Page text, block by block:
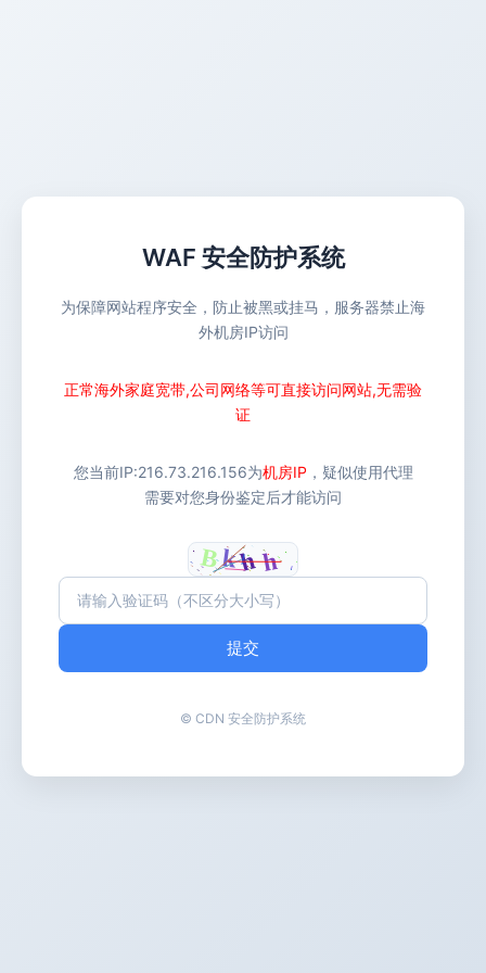
WAF 安全防护系统
为保障网站程序安全，防止被黑或挂马，服务器禁止海
外机房IP访问
正常海外家庭宽带,公司网络等可直接访问网站,无需验
证
您当前IP:216.73.216.156为机房IP ，疑似使用代理
需要对您身份鉴定后才能访问
提交
© CDN 安全防护系统